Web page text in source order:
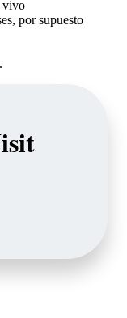
vivo
por supuesto